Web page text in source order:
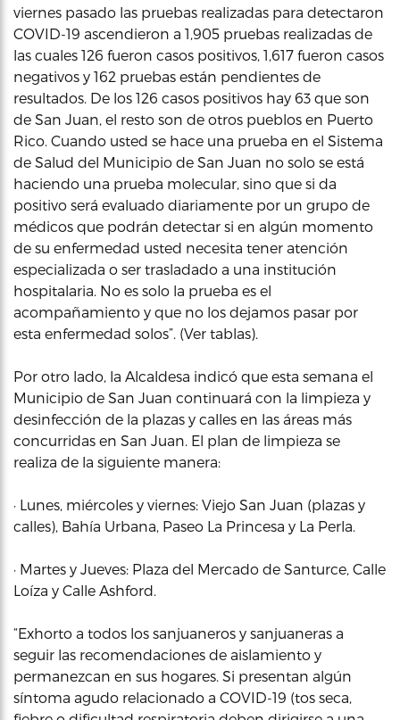
viernes pasado las pruebas realizadas para detectaron
COVID-19 ascendieron a 1,905 pruebas realizadas de
las cuales 126 fueron casos positivos, 1,617 fueron casos
negativos y 162 pruebas están pendientes de
resultados. De los 126 casos positivos hay 63 que son
de San Juan, el resto son de otros pueblos en Puerto
Rico. Cuando usted se hace una prueba en el Sistema
de Salud del Municipio de San Juan no solo se está
haciendo una prueba molecular, sino que si da
positivo será evaluado diariamente por un grupo de
médicos que podrán detectar si en algún momento
de su enfermedad usted necesita tener atención
especializada o ser trasladado a una institución
hospitalaria. No es solo la prueba es el
acompañamiento y que no los dejamos pasar por
esta enfermedad solos”. (Ver tablas).
Por otro lado, la Alcaldesa indicó que esta semana el
Municipio de San Juan continuará con la limpieza y
desinfección de la plazas y calles en las áreas más
concurridas en San Juan. El plan de limpieza se
realiza de la siguiente manera:
· Lunes, miércoles y viernes: Viejo San Juan (plazas y
calles), Bahía Urbana, Paseo La Princesa y La Perla.
· Martes y Jueves: Plaza del Mercado de Santurce, Calle
Loíza y Calle Ashford.
“Exhorto a todos los sanjuaneros y sanjuaneras a
seguir las recomendaciones de aislamiento y
permanezcan en sus hogares. Si presentan algún
síntoma agudo relacionado a COVID-19 (tos seca,